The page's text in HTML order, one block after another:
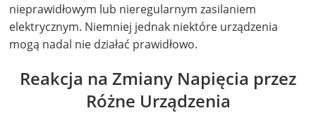
nieprawidłowym lub nieregularnym zasilaniem
elektrycznym. Niemniej jednak niektóre urządzenia
mogą nadal nie działać prawidłowo.
Reakcja na Zmiany Napięcia przez
Różne Urządzenia